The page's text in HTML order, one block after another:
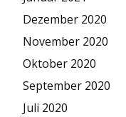
Dezember 2020
November 2020
Oktober 2020
September 2020
Juli 2020